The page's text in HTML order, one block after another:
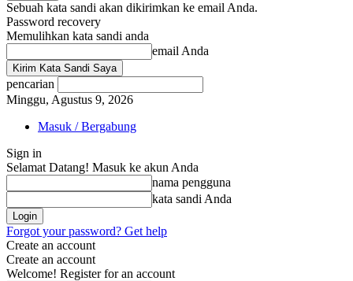
Sebuah kata sandi akan dikirimkan ke email Anda.
Password recovery
Memulihkan kata sandi anda
email Anda
pencarian
Minggu, Agustus 9, 2026
Masuk / Bergabung
Sign in
Selamat Datang! Masuk ke akun Anda
nama pengguna
kata sandi Anda
Forgot your password? Get help
Create an account
Create an account
Welcome! Register for an account